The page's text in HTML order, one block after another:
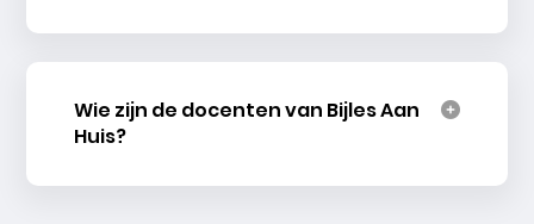
Wie zijn de docenten van Bijles Aan
Huis?